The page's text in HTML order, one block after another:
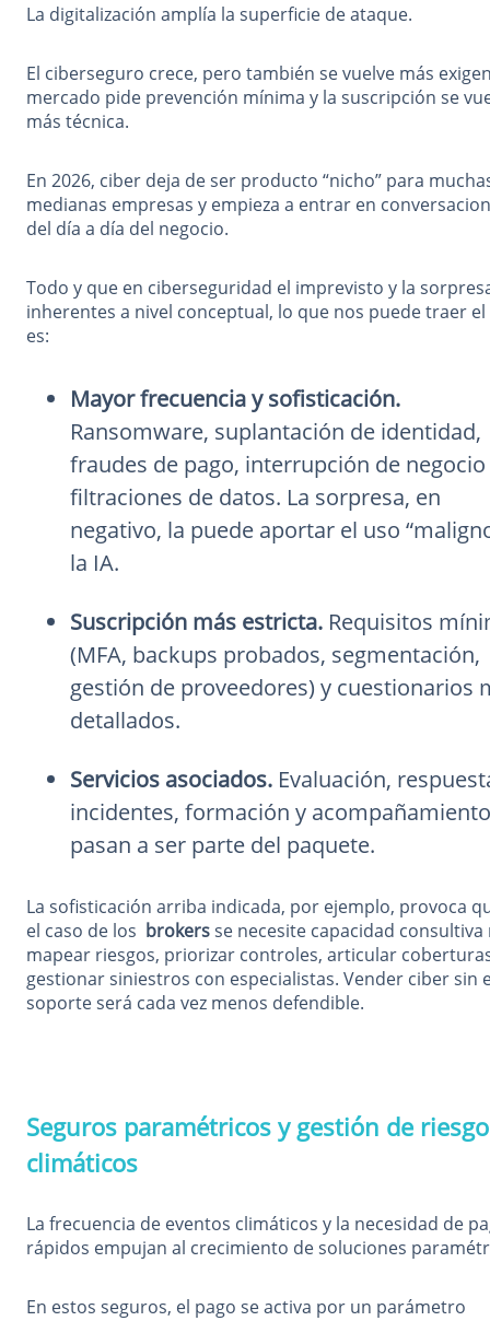
La digitalización amplía la superficie de ataque.
El ciberseguro crece, pero también se vuelve más
mercado pide prevención mínima y la suscripción se
más técnica.
En 2026, ciber deja de ser producto “nicho” para
medianas empresas y empieza a entrar en
del día a día del negocio.
Todo y que en ciberseguridad el imprevisto y la
inherentes a nivel conceptual, lo que nos puede traer el
es:
Mayor frecuencia y sofisticación.
Ransomware, suplantación de identidad,
fraudes de pago, interrupción de negocio
filtraciones de datos. La sorpresa, en
negativo, la puede aportar el uso
la IA.
Suscripción más estricta. Requisitos
(MFA, backups probados, segmentación,
gestión de proveedores) y cuestionarios
detallados.
Servicios asociados. Evaluación,
incidentes, formación y acompañamiento
pasan a ser parte del paquete.
La sofisticación arriba indicada, por ejemplo, provoca
el caso de los brokersse necesite capacidad consultiva
mapear riesgos, priorizar controles, articular
gestionar siniestros con especialistas. Vender ciber sin
soporte será cada vez menos defendible.
Seguros paramétricos y gestión de
climáticos
La frecuencia de eventos climáticos y la necesidad de
rápidos empujan al crecimiento de soluciones
En estos seguros, el pago se activa por un parámetro